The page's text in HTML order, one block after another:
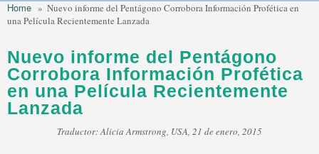
Home » Nuevo informe del Pentágono Corrobora Información Profética en
una Película Recientemente Lanzada
Nuevo informe del Pentágono
Corrobora Información Profética
en una Película Recientemente
Lanzada
Traductor: Alicia Armstrong, USA, 21 de enero, 2015